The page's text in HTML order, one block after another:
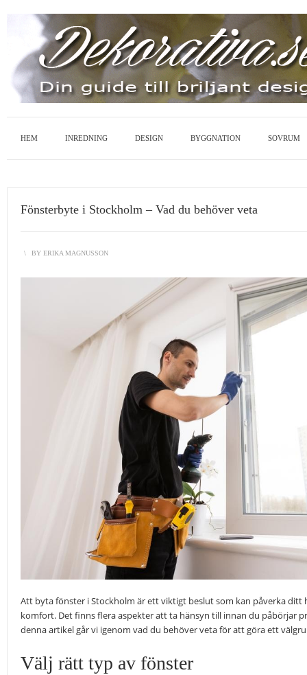
HEM INREDNING DESIGN BYGGNATION SOVRUM
Fönsterbyte i Stockholm – Vad du behöver veta
\ BY ERIKA MAGNUSSON
Att byta fönster i Stockholm är ett viktigt beslut som kan påverka ditt
komfort. Det finns flera aspekter att ta hänsyn till innan du påbörjar
denna artikel går vi igenom vad du behöver veta för att göra ett
Välj rätt typ av fönster